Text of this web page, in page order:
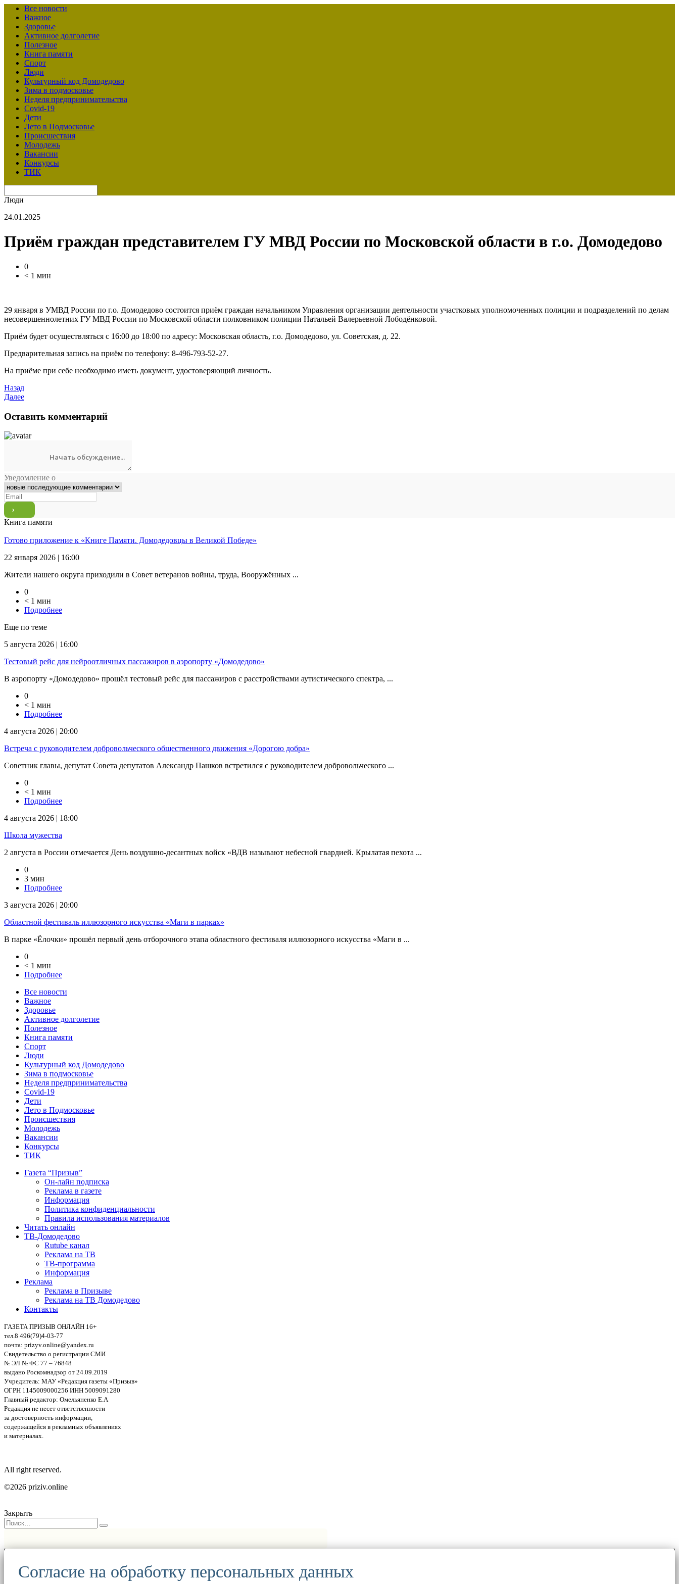
Все новости
Важное
Здоровье
Активное долголетие
Полезное
Книга памяти
Спорт
Люди
Культурный код Домодедово
Зима в подмосковье
Неделя предпринимательства
Covid-19
Дети
Лето в Подмосковье
Происшествия
Молодежь
Вакансии
Конкурсы
ТИК
Люди
24.01.2025
Приём граждан представителем ГУ МВД России по Московской области в г.о. Домодедово
0
< 1 мин
29 января в УМВД России по г.о. Домодедово состоится приём граждан начальником Управления организации деятельности участковых уполномоченных полиции и подразделений по делам
несовершеннолетних ГУ МВД России по Московской области полковником полиции Натальей Валерьевной Лободёнковой.
Приём будет осуществляться с 16:00 до 18:00 по адресу: Московская область, г.о. Домодедово, ул. Советская, д. 22.
Предварительная запись на приём по телефону: 8-496-793-52-27.
На приёме при себе необходимо иметь документ, удостоверяющий личность.
Назад
Далее
Оставить комментарий
Уведомление о
Книга памяти
Готово приложение к «Книге Памяти. Домодедовцы в Великой Победе»
22 января 2026 | 16:00
Жители нашего округа приходили в Совет ветеранов войны, труда, Вооружённых ...
0
< 1 мин
Подробнее
Еще по теме
5 августа 2026 | 16:00
Тестовый рейс для нейроотличных пассажиров в аэропорту «Домодедово»
В аэропорту «Домодедово» прошёл тестовый рейс для пассажиров с расстройствами аутистического спектра, ...
0
< 1 мин
Подробнее
4 августа 2026 | 20:00
Встреча с руководителем добровольческого общественного движения «Дорогою добра»
Советник главы, депутат Совета депутатов Александр Пашков встретился с руководителем добровольческого ...
0
< 1 мин
Подробнее
4 августа 2026 | 18:00
Школа мужества
2 августа в России отмечается День воздушно-десантных войск «ВДВ называют небесной гвардией. Крылатая пехота ...
0
3 мин
Подробнее
3 августа 2026 | 20:00
Областной фестиваль иллюзорного искусства «Маги в парках»
В парке «Ёлочки» прошёл первый день отборочного этапа областного фестиваля иллюзорного искусства «Маги в ...
0
< 1 мин
Подробнее
Все новости
Важное
Здоровье
Активное долголетие
Полезное
Книга памяти
Спорт
Люди
Культурный код Домодедово
Зима в подмосковье
Неделя предпринимательства
Covid-19
Дети
Лето в Подмосковье
Происшествия
Молодежь
Вакансии
Конкурсы
ТИК
Газета “Призыв”
Он-лайн подписка
Реклама в газете
Информация
Политика конфиденциальности
Правила использования материалов
Читать онлайн
ТВ-Домодедово
Rutube канал
Реклама на ТВ
ТВ-программа
Информация
Реклама
Реклама в Призыве
Реклама на ТВ Домодедово
Контакты
ГАЗЕТА ПРИЗЫВ ОНЛАЙН 16+
тел.8 496(79)4-03-77
почта: prizyv.online@yandex.ru
Свидетельство о регистрации СМИ
№ ЭЛ № ФС 77 – 76848
выдано Роскомнадзор от 24.09.2019
Учредитель: МАУ «Редакция газеты «Призыв»
ОГРН 1145009000256 ИНН 5009091280
Главный редактор: Омельяненко Е.А
Редакция не несет ответственности
за достоверность информации,
содержащейся в рекламных объявлениях
и материалах.
All right reserved.
©2026 priziv.online
Закрыть
Согласие на обработку персональных данных